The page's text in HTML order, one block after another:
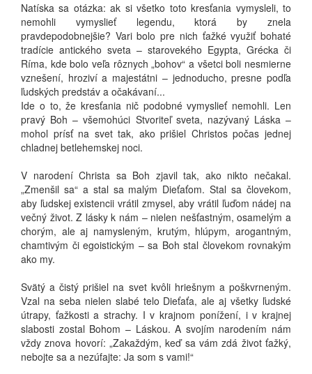
Natíska sa otázka: ak si všetko toto kresťania vymysleli, to
nemohli vymyslieť legendu, ktorá by znela
pravdepodobnejšie? Vari bolo pre nich ťažké využiť bohaté
tradície antického sveta – starovekého Egypta, Grécka či
Ríma, kde bolo veľa rôznych „bohov“ a všetci boli nesmierne
vznešení, hroziví a majestátni – jednoducho, presne podľa
ľudských predstáv a očakávaní...
Ide o to, že kresťania nič podobné vymyslieť nemohli. Len
pravý Boh – všemohúci Stvoriteľ sveta, nazývaný Láska –
mohol prísť na svet tak, ako prišiel Christos počas jednej
chladnej betlehemskej noci.
V narodení Christa sa Boh zjavil tak, ako nikto nečakal.
„Zmenšil sa“ a stal sa malým Dieťaťom. Stal sa človekom,
aby ľudskej existencii vrátil zmysel, aby vrátil ľuďom nádej na
večný život. Z lásky k nám – nielen nešťastným, osamelým a
chorým, ale aj namysleným, krutým, hlúpym, arogantným,
chamtivým či egoistickým – sa Boh stal človekom rovnakým
ako my.
Svätý a čistý prišiel na svet kvôli hriešnym a poškvrneným.
Vzal na seba nielen slabé telo Dieťaťa, ale aj všetky ľudské
útrapy, ťažkosti a strachy. I v krajnom ponížení, i v krajnej
slabosti zostal Bohom – Láskou. A svojím narodením nám
vždy znova hovorí: „Zakaždým, keď sa vám zdá život ťažký,
nebojte sa a nezúfajte: Ja som s vami!“